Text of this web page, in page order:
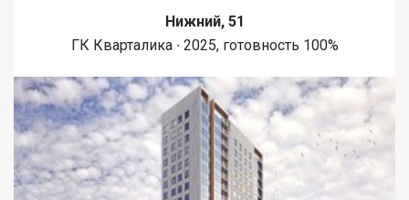
Нижний, 51
ГК Кварталика ∙ 2025, готовность 100%